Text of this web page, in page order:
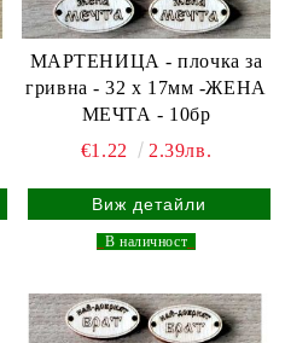
МАРТЕНИЦА - плочка за
гривна - 32 х 17мм -ЖЕНА
МЕЧТА - 10бр
€1.22
2.39лв.
Виж детайли
В наличност